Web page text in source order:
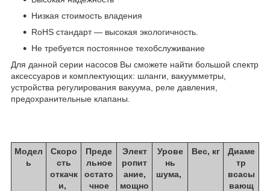
Низкая стоимость владения
RoHS стандарт — высокая экологичность.
Не требуется постоянное техобслуживание
Для данной серии насосов Вы сможете найти большой спектр
аксессуаров и комплектующих: шланги, вакуумметры,
устройства регулирования вакуума, реле давления,
предохранительные клапаны.
Модел
ь
Cкоро
сть
откачк
и,
Преде
льное
остато
чное
Элект
ропит
ание,
мощно
Урове
нь
шума,
Вес, кг
Диаме
тр
всасы
вающ